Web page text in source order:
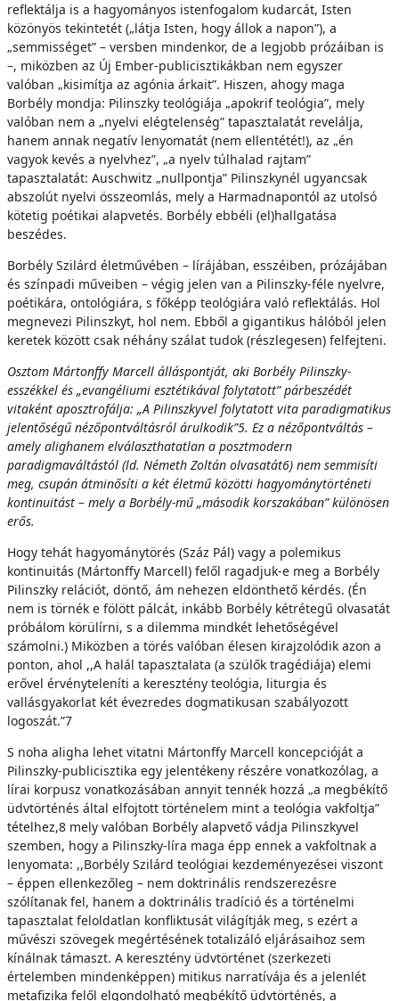
reflektálja is a hagyományos istenfogalom kudarcát, Isten
közönyös tekintetét („látja Isten, hogy állok a napon”), a
„semmisséget” – versben mindenkor, de a legjobb prózáiban is
–, miközben az Új Ember-publicisztikákban nem egyszer
valóban „kisimítja az agónia árkait”. Hiszen, ahogy maga
Borbély mondja: Pilinszky teológiája „apokrif teológia”, mely
valóban nem a „nyelvi elégtelenség” tapasztalatát revelálja,
hanem annak negatív lenyomatát (nem ellentétét!), az „én
vagyok kevés a nyelvhez”, „a nyelv túlhalad rajtam”
tapasztalatát: Auschwitz „nullpontja” Pilinszkynél ugyancsak
abszolút nyelvi összeomlás, mely a Harmadnapontól az utolsó
kötetig poétikai alapvetés. Borbély ebbéli (el)hallgatása
beszédes.
Borbély Szilárd életművében – lírájában, esszéiben, prózájában
és színpadi műveiben – végig jelen van a Pilinszky-féle nyelvre,
poétikára, ontológiára, s főképp teológiára való reflektálás. Hol
megnevezi Pilinszkyt, hol nem. Ebből a gigantikus hálóból jelen
keretek között csak néhány szálat tudok (részlegesen) felfejteni.
Osztom Mártonffy Marcell álláspontját, aki Borbély Pilinszky-
esszékkel és „evangéliumi esztétikával folytatott” párbeszédét
vitaként aposztrofálja: „A Pilinszkyvel folytatott vita paradigmatikus
jelentőségű nézőpontváltásról árulkodik”5. Ez a nézőpontváltás –
amely alighanem elválaszthatatlan a posztmodern
paradigmaváltástól (ld. Németh Zoltán olvasatát6) nem semmisíti
meg, csupán átminősíti a két életmű közötti hagyománytörténeti
kontinuitást – mely a Borbély-mű „második korszakában” különösen
erős.
Hogy tehát hagyománytörés (Száz Pál) vagy a polemikus
kontinuitás (Mártonffy Marcell) felől ragadjuk-e meg a Borbély
Pilinszky relációt, döntő, ám nehezen eldönthető kérdés. (Én
nem is törnék e fölött pálcát, inkább Borbély kétrétegű olvasatát
próbálom körülírni, s a dilemma mindkét lehetőségével
számolni.) Miközben a törés valóban élesen kirajzolódik azon a
ponton, ahol ,,A halál tapasztalata (a szülők tragédiája) elemi
erővel érvényteleníti a keresztény teológia, liturgia és
vallásgyakorlat két évezredes dogmatikusan szabályozott
logoszát.”7
S noha aligha lehet vitatni Mártonffy Marcell koncepcióját a
Pilinszky-publicisztika egy jelentékeny részére vonatkozólag, a
lírai korpusz vonatkozásában annyit tennék hozzá „a megbékítő
üdvtörténés által elfojtott történelem mint a teológia vakfoltja”
tételhez,8 mely valóban Borbély alapvető vádja Pilinszkyvel
szemben, hogy a Pilinszky-líra maga épp ennek a vakfoltnak a
lenyomata: ,,Borbély Szilárd teológiai kezdeményezései viszont
– éppen ellenkezőleg – nem doktrinális rendszerezésre
szólítanak fel, hanem a doktrinális tradíció és a történelmi
tapasztalat feloldatlan konfliktusát világítják meg, s ezért a
művészi szövegek megértésének totalizáló eljárásaihoz sem
kínálnak támaszt. A keresztény üdvtörténet (szerkezeti
értelemben mindenképpen) mitikus narratívája és a jelenlét
metafizika felől elgondolható megbékítő üdvtörténés, a